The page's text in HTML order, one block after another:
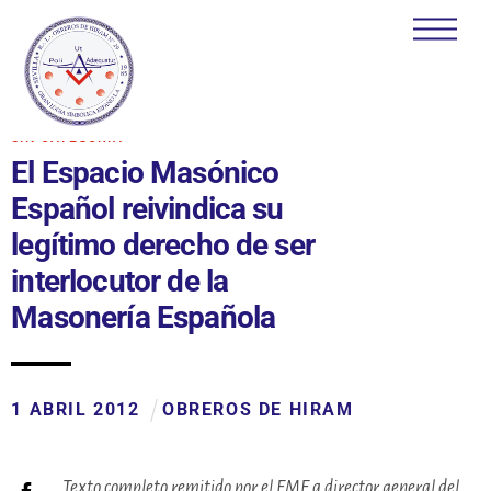
content
SIN CATEGORÍA
El Espacio Masónico
Español reivindica su
legítimo derecho de ser
interlocutor de la
Masonería Española
1 ABRIL 2012 OBREROS DE HIRAM